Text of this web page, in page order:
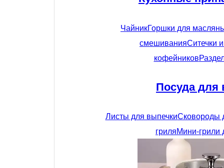
ЧайникГоршки для
смешиванияСитечки
кофейников
Посуда для
Листы для выпечкиСковороды
гриляМини-грили